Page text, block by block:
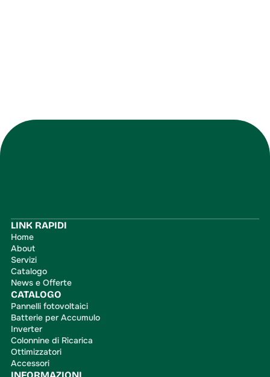
LINK RAPIDI
Home
About
Servizi
Catalogo
News e Offerte
CATALOGO
Pannelli fotovoltaici
Batterie per Accumulo
Inverter
Colonnine di Ricarica
Ottimizzatori
Accessori